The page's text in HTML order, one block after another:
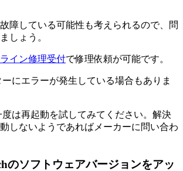
障している可能性も考えられるので、問
しょう。
イン修理受付で修理依頼が可能です。
ーにエラーが発生している場合もありま
は再起動を試してみてください。解決
しないようであればメーカーに問い合わ
のソフトウェアバージョンをアッ